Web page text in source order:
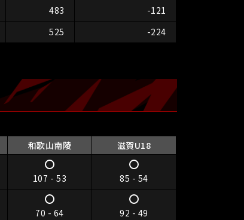
483 -121
525 -224
和歌山南陵 滋賀U18
107 - 53 85 - 54
70 - 64 92 - 49